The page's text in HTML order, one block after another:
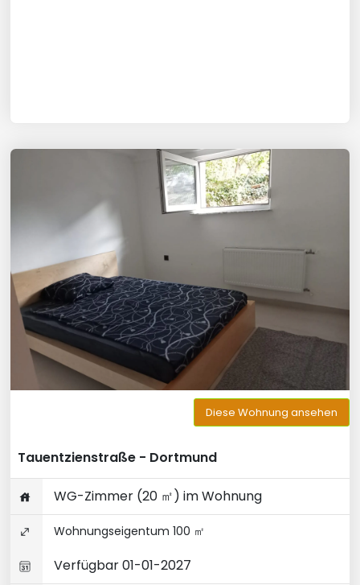
Diese Wohnung ansehen
Tauentzienstraße - Dortmund
WG-Zimmer (20 ㎡) im Wohnung
Wohnungseigentum 100 ㎡
Verfügbar 01-01-2027